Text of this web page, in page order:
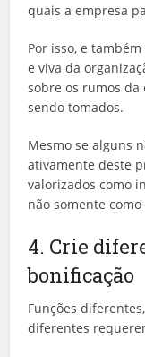
quais a empresa
Por isso, e
e viva da
sobre os rumos da
sendo tomados.
Mesmo se alguns
ativamente deste
valorizados como
não somente
4. Crie
bonificação
Funções
diferentes